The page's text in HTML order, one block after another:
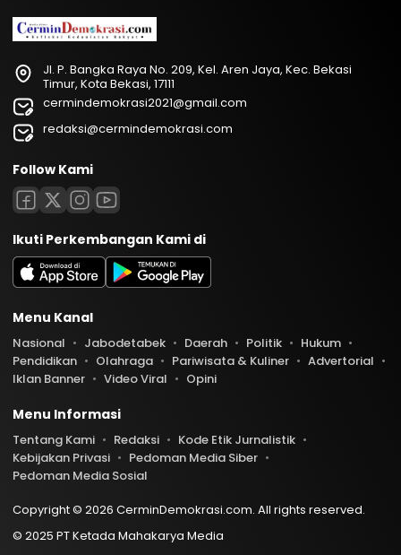
Jl. P. Bangka Raya No. 209, Kel. Aren Jaya, Kec. Bekasi
Timur, Kota Bekasi, 17111
cermindemokrasi2021@gmail.com
redaksi@cermindemokrasi.com
Follow Kami
Ikuti Perkembangan Kami di
Menu Kanal
Nasional Jabodetabek Daerah Politik
Hukum
Pendidikan
Olahraga Pariwisata & Kuliner
Advertorial
Iklan Banner
Video Viral Opini
Menu Informasi
Tentang Kami Redaksi
Kode Etik Jurnalistik
Kebijakan Privasi
Pedoman Media Siber
Pedoman Media Sosial
Copyright © 2026 CerminDemokrasi.com. All rights reserved.
© 2025 PT Ketada Mahakarya Media